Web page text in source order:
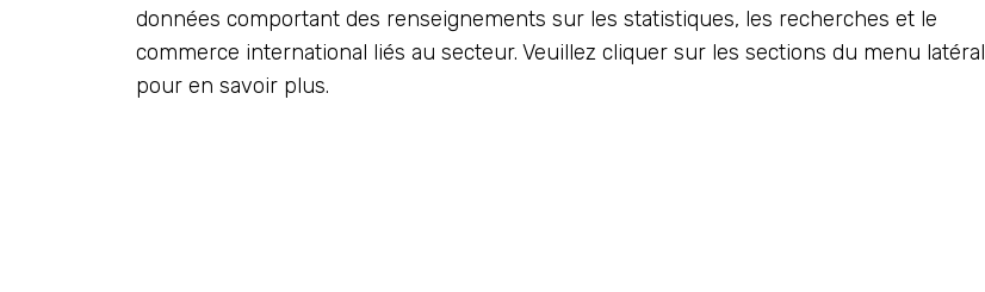
données comportant des renseignements sur les statistiques, les recherches et le
commerce international liés au secteur. Veuillez cliquer sur les sections du menu latéral
pour en savoir plus.